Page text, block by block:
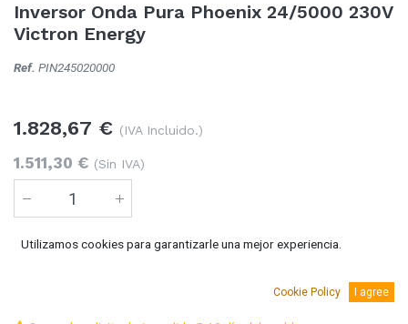
Inversor Onda Pura Phoenix 24/5000 230V
Victron Energy
Ref. PIN245020000
1.828,67 € (IVA Incluido.)
1.511,30 € (Sin IVA)
Añadir al carro
Utilizamos cookies para garantizarle una mejor experiencia.
Cookie Policy I agree